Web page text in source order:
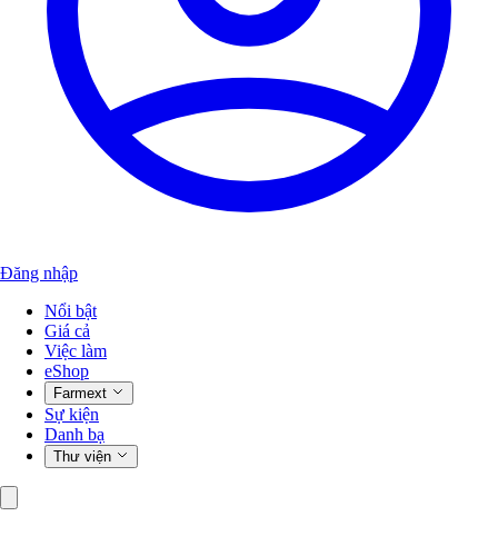
Đăng nhập
Nổi bật
Giá cả
Việc làm
eShop
Farmext
Sự kiện
Danh bạ
Thư viện